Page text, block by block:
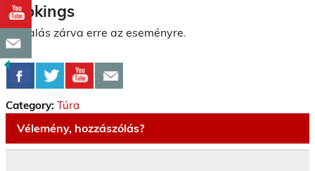
Bookings
Foglalás zárva erre az eseményre.
Category: Túra
Vélemény, hozzászólás?